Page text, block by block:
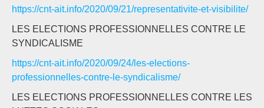
https://cnt-ait.info/2020/09/21/representativite-et-visibilite/
LES ELECTIONS PROFESSIONNELLES CONTRE LE
SYNDICALISME
https://cnt-ait.info/2020/09/24/les-elections-
professionnelles-contre-le-syndicalisme/
LES ELECTIONS PROFESSIONNELLES CONTRE LES